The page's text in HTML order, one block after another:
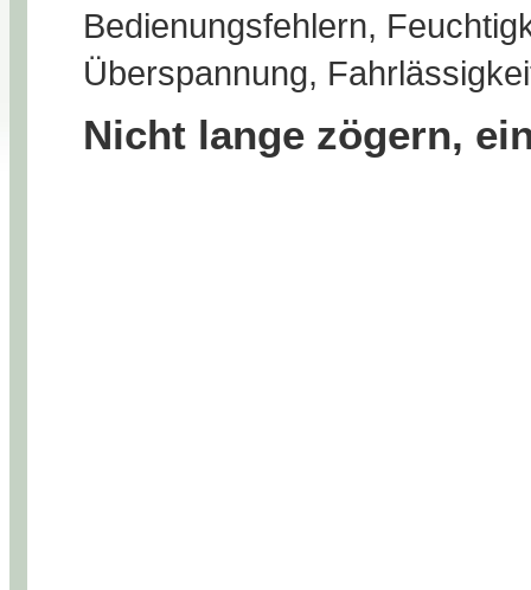
Bedienungsfehlern,
Überspannung,
Nicht lange zögern,